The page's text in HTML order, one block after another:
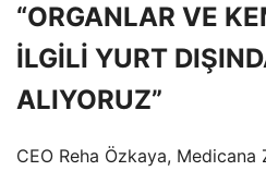
“ORGANLAR VE
İLGİLİ YURT
ALIYORUZ”
CEO Reha Özkaya,